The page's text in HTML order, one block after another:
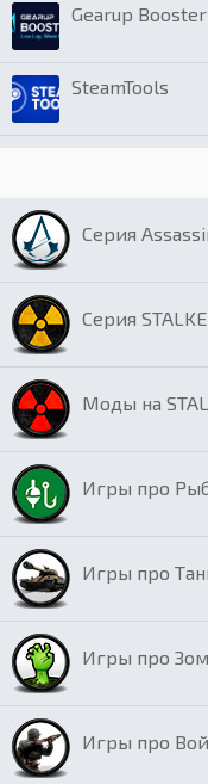
Gearup Booster
SteamTools
Серия
Серия
Моды на
Игры про
Игры про
Игры про
Игры про